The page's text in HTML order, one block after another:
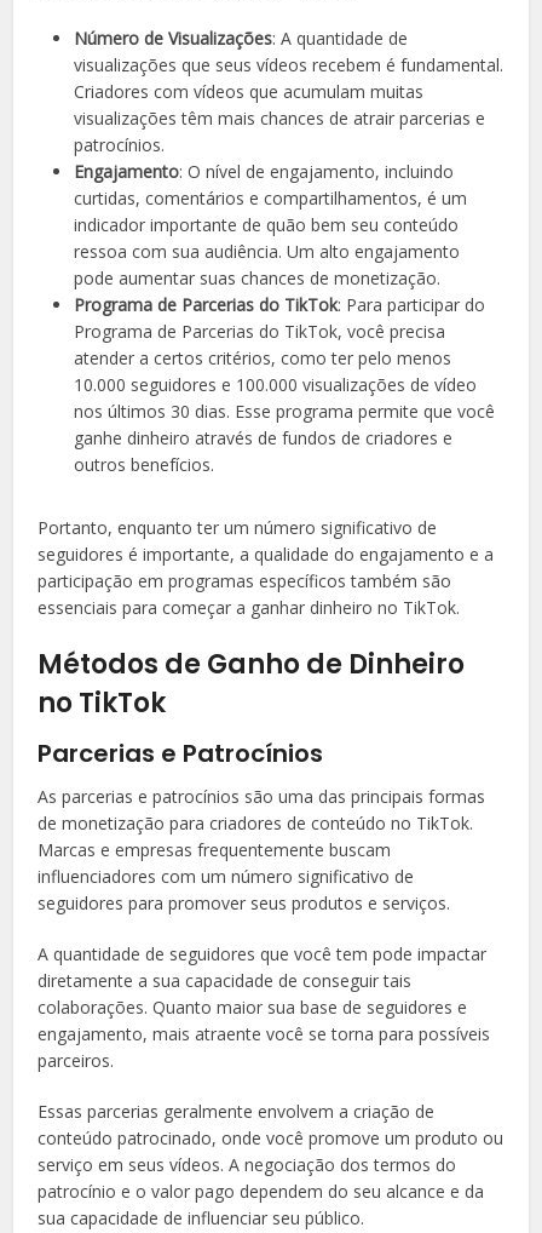
Número de Visualizações: A quantidade de
visualizações que seus vídeos recebem é fundamental.
Criadores com vídeos que acumulam muitas
visualizações têm mais chances de atrair parcerias e
patrocínios.
Engajamento: O nível de engajamento, incluindo
curtidas, comentários e compartilhamentos, é um
indicador importante de quão bem seu conteúdo
ressoa com sua audiência. Um alto engajamento
pode aumentar suas chances de monetização.
Programa de Parcerias do TikTok: Para participar do
Programa de Parcerias do TikTok, você precisa
atender a certos critérios, como ter pelo menos
10.000 seguidores e 100.000 visualizações de vídeo
nos últimos 30 dias. Esse programa permite que você
ganhe dinheiro através de fundos de criadores e
outros benefícios.
Portanto, enquanto ter um número significativo de
seguidores é importante, a qualidade do engajamento e a
participação em programas específicos também são
essenciais para começar a ganhar dinheiro no TikTok.
Métodos de Ganho de Dinheiro
no TikTok
Parcerias e Patrocínios
As parcerias e patrocínios são uma das principais formas
de monetização para criadores de conteúdo no TikTok.
Marcas e empresas frequentemente buscam
influenciadores com um número significativo de
seguidores para promover seus produtos e serviços.
A quantidade de seguidores que você tem pode impactar
diretamente a sua capacidade de conseguir tais
colaborações. Quanto maior sua base de seguidores e
engajamento, mais atraente você se torna para possíveis
parceiros.
Essas parcerias geralmente envolvem a criação de
conteúdo patrocinado, onde você promove um produto ou
serviço em seus vídeos. A negociação dos termos do
patrocínio e o valor pago dependem do seu alcance e da
sua capacidade de influenciar seu público.